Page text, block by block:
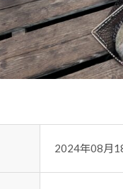
2024年08月